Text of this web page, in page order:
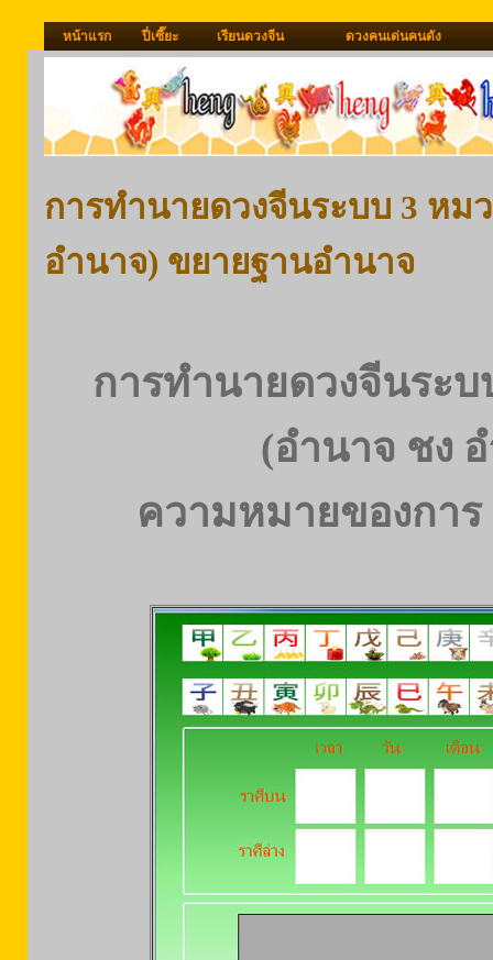
หน้าแรก ปี่เซี๊ยะ เรียนดวงจีน ดวงคนเด่นคนดัง
การทำนายดวงจีนระบบ 3 หม
อำนาจ) ขยายฐานอำนาจ
การทำนายดวงจีนระ
(อำนาจ ชง
ความหมายของกา